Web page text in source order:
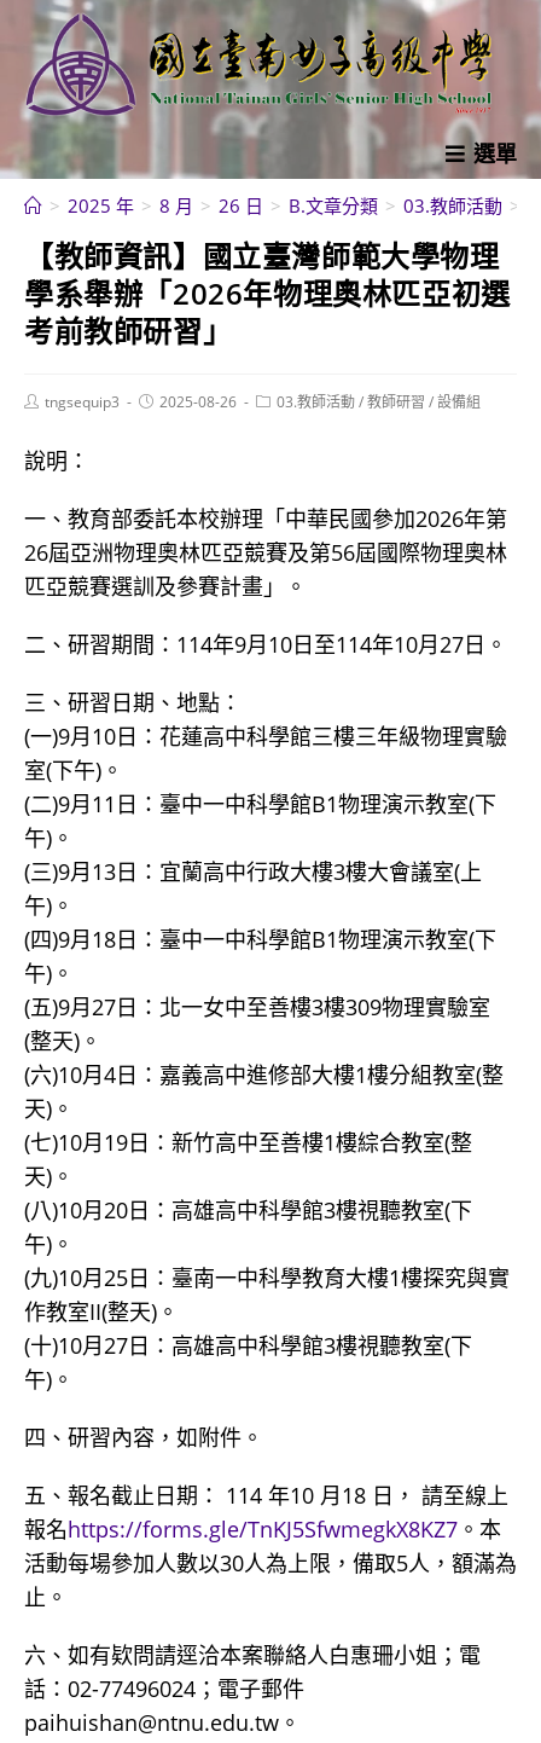
內
選單
> 2025 年 > 8 月 > 26 日 > B.文章分類 > 03.教師活動 >
【教師資訊】國立臺灣師範大學物理
學系舉辦「2026年物理奧林匹亞初選
考前教師研習」
Posttngsequip3
Post2025-08-26
Post03.教師活動/教師研習 /設備組
說明：
一、教育部委託本校辦理「中華民國參加2026年第
26屆亞洲物理奧林匹亞競賽及第56屆國際物理奧林
匹亞競賽選訓及參賽計畫」。
二、研習期間：114年9月10日至114年10月27日。
三、研習日期、地點：
(一)9月10日：花蓮高中科學館三樓三年級物理實驗
室(下午)。
(二)9月11日：臺中一中科學館B1物理演示教室(下
午)。
(三)9月13日：宜蘭高中行政大樓3樓大會議室(上
午)。
(四)9月18日：臺中一中科學館B1物理演示教室(下
午)。
(五)9月27日：北一女中至善樓3樓309物理實驗室
(整天)。
(六)10月4日：嘉義高中進修部大樓1樓分組教室(整
天)。
(七)10月19日：新竹高中至善樓1樓綜合教室(整
天)。
(八)10月20日：高雄高中科學館3樓視聽教室(下
午)。
(九)10月25日：臺南一中科學教育大樓1樓探究與實
作教室II(整天)。
(十)10月27日：高雄高中科學館3樓視聽教室(下
午)。
四、研習內容，如附件。
五、報名截止日期： 114 年10 月18 日， 請至線上
報名https://forms.gle/TnKJ5SfwmegkX8KZ7 。本
活動每場參加人數以30人為上限，備取5人，額滿為
止。
六、如有欵問請逕洽本案聯絡人白惠珊小姐；電
話：02-77496024；電子郵件
paihuishan@ntnu.edu.tw。